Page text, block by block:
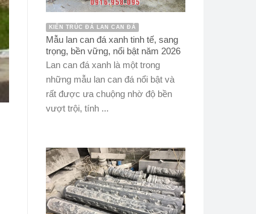
KIẾN TRÚC ĐÁ LAN CAN ĐÁ
Mẫu lan can đá xanh tinh tế, sang
trọng, bền vững, nổi bật năm 2026
Lan can đá xanh là một trong
những mẫu lan can đá nổi bật và
rất được ưa chuộng nhờ độ bền
vượt trội, tính ...